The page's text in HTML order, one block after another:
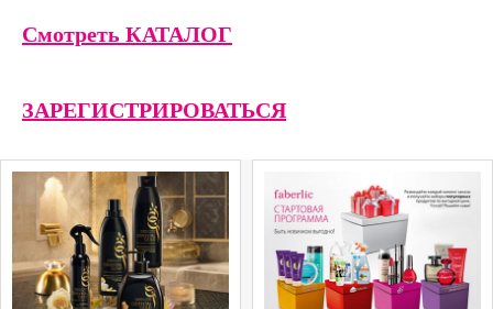
Смотреть КАТАЛОГ
ЗАРЕГИСТРИРОВАТЬСЯ